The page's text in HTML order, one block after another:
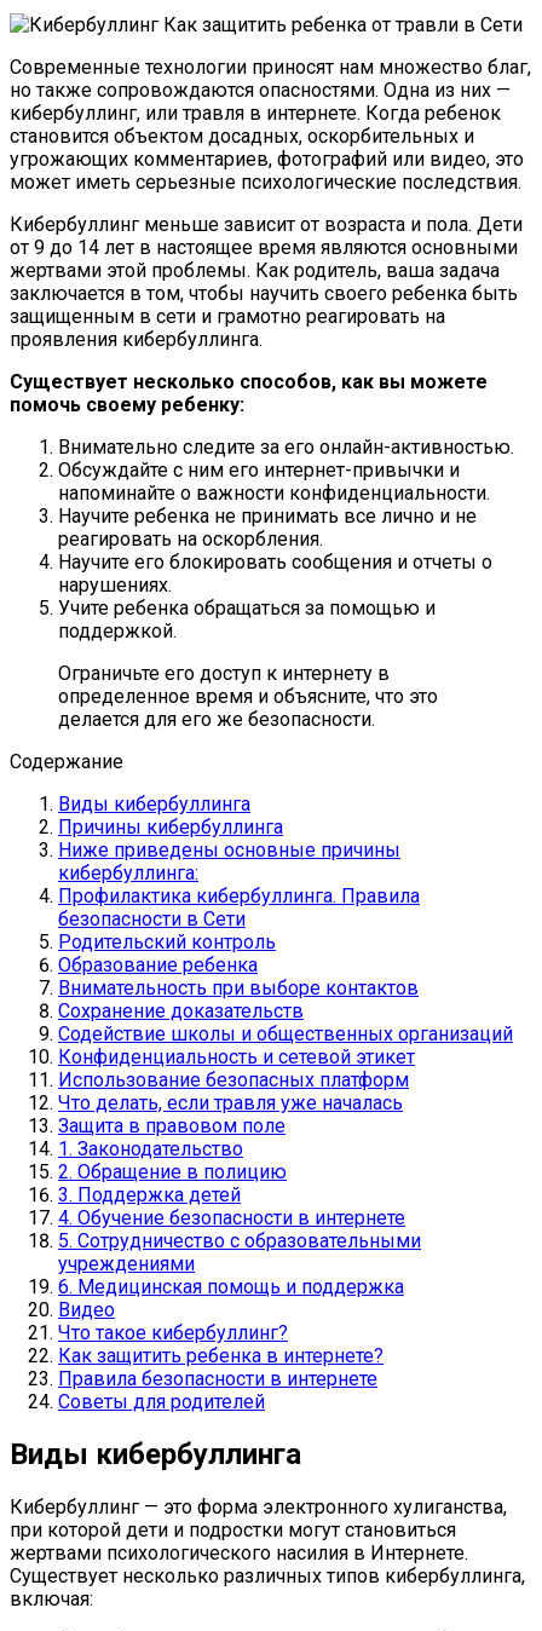
Современные технологии приносят нам множество благ,
но также сопровождаются опасностями. Одна из них —
кибербуллинг, или травля в интернете. Когда ребенок
становится объектом досадных, оскорбительных и
угрожающих комментариев, фотографий или видео, это
может иметь серьезные психологические последствия.
Кибербуллинг меньше зависит от возраста и пола. Дети
от 9 до 14 лет в настоящее время являются основными
жертвами этой проблемы. Как родитель, ваша задача
заключается в том, чтобы научить своего ребенка быть
защищенным в сети и грамотно реагировать на
проявления кибербуллинга.
Существует несколько способов, как вы можете
помочь своему ребенку:
Внимательно следите за его онлайн-активностью.
Обсуждайте с ним его интернет-привычки и
напоминайте о важности конфиденциальности.
Научите ребенка не принимать все лично и не
реагировать на оскорбления.
Научите его блокировать сообщения и отчеты о
нарушениях.
Учите ребенка обращаться за помощью и
поддержкой.
Ограничьте его доступ к интернету в
определенное время и объясните, что это
делается для его же безопасности.
Содержание
Виды кибербуллинга
Причины кибербуллинга
Ниже приведены основные причины
кибербуллинга:
Профилактика кибербуллинга. Правила
безопасности в Сети
Родительский контроль
Образование ребенка
Внимательность при выборе контактов
Сохранение доказательств
Содействие школы и общественных организаций
Конфиденциальность и сетевой этикет
Использование безопасных платформ
Что делать, если травля уже началась
Защита в правовом поле
1. Законодательство
2. Обращение в полицию
3. Поддержка детей
4. Обучение безопасности в интернете
5. Сотрудничество с образовательными
учреждениями
6. Медицинская помощь и поддержка
Видео
Что такое кибербуллинг?
Как защитить ребенка в интернете?
Правила безопасности в интернете
Советы для родителей
Виды кибербуллинга
Кибербуллинг — это форма электронного хулиганства,
при которой дети и подростки могут становиться
жертвами психологического насилия в Интернете.
Существует несколько различных типов кибербуллинга,
включая: